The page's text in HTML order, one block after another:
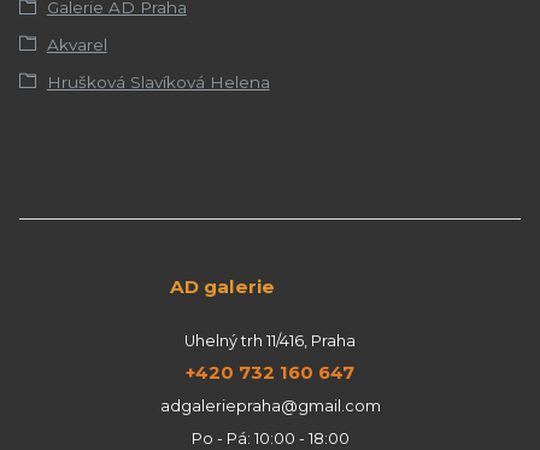
Galerie AD Praha
Akvarel
Hrušková Slavíková Helena
AD galerie
Uhelný trh 11/416, Praha
+420 732 160 647
adgaleriepraha@gmail.com
Po - Pá: 10:00 - 18:00